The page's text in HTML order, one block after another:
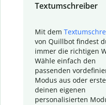
Textumschreiber
Mit dem
von Quillbot findest
immer die richtigen
Wähle einfach den
passenden
Modus aus oder
deinen eigenen
personalisierten